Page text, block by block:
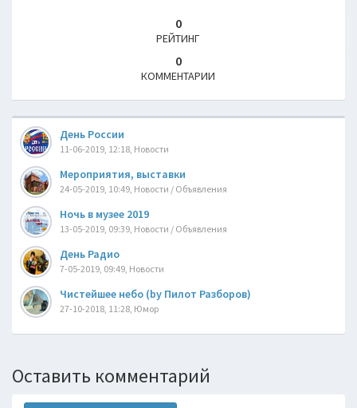
0
РЕЙТИНГ
0
КОММЕНТАРИИ
День России
11-06-2019, 12:18, Новости
Мероприятия, выставки
24-05-2019, 10:49, Новости / Объявления
Ночь в музее 2019
13-05-2019, 09:39, Новости / Объявления
День Радио
7-05-2019, 09:49, Новости
Чистейшее небо (by Пилот Разборов)
27-10-2018, 11:28, Юмор
Оставить комментарий